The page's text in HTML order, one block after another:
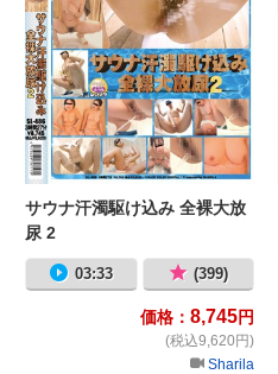
サウナ汗濁駆け込み 全裸大放
尿 2
03:33 (399)
価格： 8,745円
(税込9,620円)
Sharila